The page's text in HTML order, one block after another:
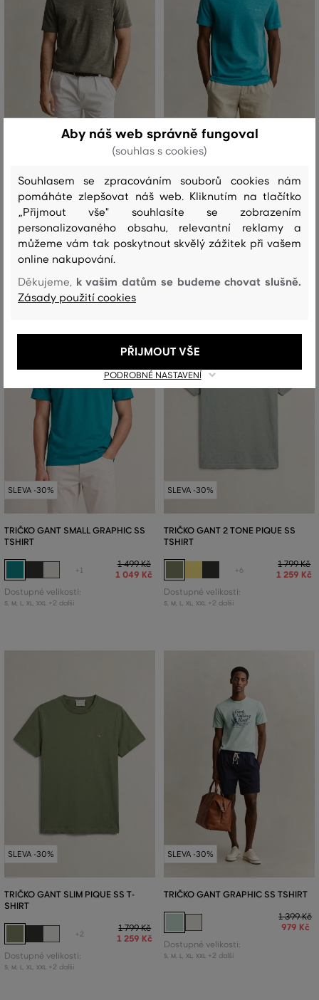
TSHIRT
1 799 Kč
1 259 Kč
Dostupné velikosti:
XL XXL
SLEVA -30%
TSHIRT
1 799 Kč
1 259 Kč
Dostupné velikosti:
, L XL, XXL +2 další
SLEVA -30%
TRIČKO GANT SMALL GRAPHIC SS
TSHIRT
+1
1 499 Kč
1 049 Kč
Dostupné velikosti:
S, M L XL XXL +2 další
SLEVA -30%
TRIČKO GANT 2 TONE PIQUE SS
TSHIRT
+6
1 799 Kč
1 259 Kč
Dostupné velikosti:
S, M L XL XXL +2 další
SLEVA -30%
TRIČKO GANT SLIM PIQUE SS T-
SHIRT
+2
1 799 Kč
1 259 Kč
Dostupné velikosti:
S, M L XL XXL +2 další
SLEVA -30%
TRIČKO GANT GRAPHIC SS TSHIRT
1 399 Kč
979 Kč
Dostupné velikosti:
S, M L XL XXL +2 další
Aby náš web správně fungoval
(souhlas s cookies)
Souhlasem se zpracováním souborů cookies nám
pomáháte zlepšovat náš web. Kliknutím na tlačítko
„Přijmout vše" souhlasíte se zobrazením
personalizovaného obsahu, relevantní reklamy a
můžeme vám tak poskytnout skvělý zážitek při vašem
online nakupování.
Děkujeme, k vašim datům se budeme chovat slušně.
Zásady použití cookies
PODROBNÉ NASTAVENÍ
PŘIJMOUT VŠE